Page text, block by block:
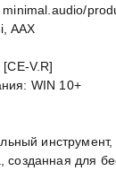
minimal.audio/
AAX
V.R]
WIN 10+
созданная для